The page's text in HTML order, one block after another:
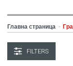
Главна страница >
FILTERS